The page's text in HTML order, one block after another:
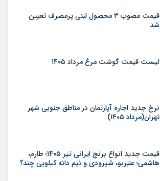
قیمت مصوب ۳ محصول لبنی پرمصرف تعیین
شد
لیست قیمت گوشت مرغ مرداد ۱۴۰۵
نرخ جدید اجاره آپارتمان در مناطق جنوبی شهر
تهران(مرداد ۱۴۰۵)
قیمت جدید انواع برنج ایرانی تیر ۱۴۰۵؛ طارم،
هاشمی؛ عنبربو، شیرودی و نیم دانه کیلویی چند؟